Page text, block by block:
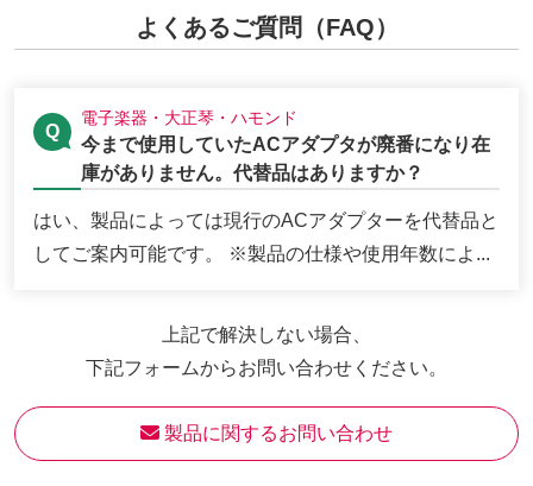
よくあるご質問（FAQ）
電子楽器・大正琴・ハモンド
今まで使用していたACアダプタが廃番になり在
庫がありません。代替品はありますか？
はい、製品によっては現行のACアダプターを代替品と
してご案内可能です。 ※製品の仕様や使用年数によ...
上記で解決しない場合、
下記フォームからお問い合わせください。
製品に関するお問い合わせ